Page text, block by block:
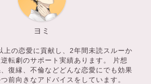
ヨミ
上の恋愛に貢献し、2年間未読スルーか
転劇のサポート実績あります。 片想
復縁、不倫などどんな恋愛にでも効果
前向きなアドバイスをしています。